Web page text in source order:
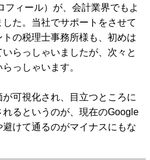
フィール）が、会計業界でもよ
た。当社でサポートをさせて
の税理士事務所様も、初めは
らっしゃいましたが、次々と
っしゃいます。
可視化され、目立つところに
るというのが、現在のGoogle
けて通るのがマイナスにもな